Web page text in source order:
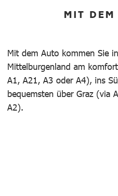
MIT
Mit dem Auto kommen Sie
Mittelburgenland am
A1, A21, A3 oder A4), ins
bequemsten über Graz (via
A2).